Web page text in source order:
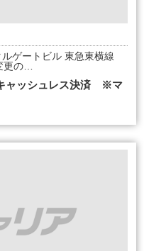
ゲートビル 東急東横線
更の…
キャッシュレス決済 ※マ